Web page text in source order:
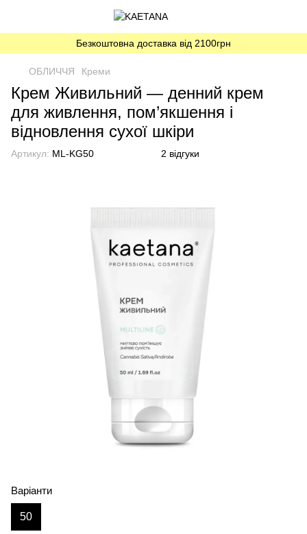
Безкоштовна доставка від 2100грн
ОБЛИЧЧЯ Креми
Крем Живильний — денний крем
для живлення, пом’якшення і
відновлення сухої шкіри
Артикул: ML-KG50 2 відгуки
Варіанти
50